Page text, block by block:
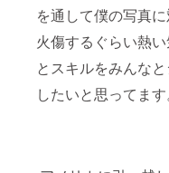
を通して僕の写真
火傷するぐらい熱
とスキルをみんな
したいと思ってます